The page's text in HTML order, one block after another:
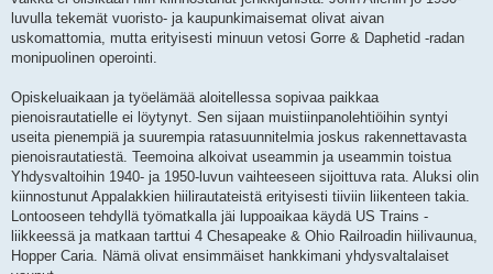
luvulla tekemät vuoristo- ja kaupunkimaisemat olivat aivan
uskomattomia, mutta erityisesti minuun vetosi Gorre & Daphetid -radan
monipuolinen operointi.
Opiskeluaikaan ja työelämää aloitellessa sopivaa paikkaa
pienoisrautatielle ei löytynyt. Sen sijaan muistiinpanolehtiöihin syntyi
useita pienempiä ja suurempia ratasuunnitelmia joskus rakennettavasta
pienoisrautatiestä. Teemoina alkoivat useammin ja useammin toistua
Yhdysvaltoihin 1940- ja 1950-luvun vaihteeseen sijoittuva rata. Aluksi olin
kiinnostunut Appalakkien hiilirautateistä erityisesti tiiviin liikenteen takia.
Lontooseen tehdyllä työmatkalla jäi luppoaikaa käydä US Trains -
liikkeessä ja matkaan tarttui 4 Chesapeake & Ohio Railroadin hiilivaunua,
Hopper Caria. Nämä olivat ensimmäiset hankkimani yhdysvaltalaiset